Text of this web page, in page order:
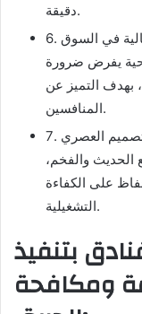
دقيقة.
يفرض ضرورة
بهدف التميز عن
المنافسين.
الحديث والفخم،
على الكفاءة
التشغيلية.
بتنفيذ
ومكافحة